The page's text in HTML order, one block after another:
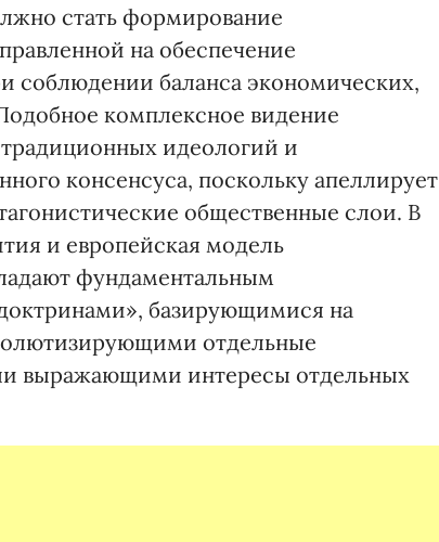
стать формирование
на обеспечение
соблюдении баланса экономических,
комплексное видение
идеологий и
консенсуса, поскольку апеллирует
общественные слои. В
и европейская модель
фундаментальным
базирующимися на
отдельные
выражающими интересы отдельных